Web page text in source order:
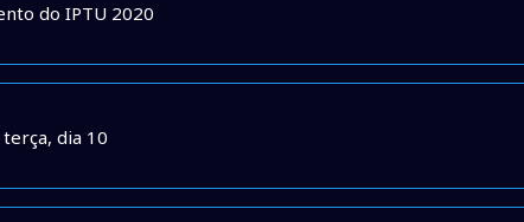
do IPTU 2020
dia 10